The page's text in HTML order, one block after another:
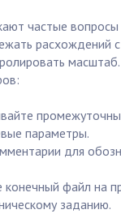
частые
расхождений
масштаб.
параметры.
для
конечный файл на
заданию.